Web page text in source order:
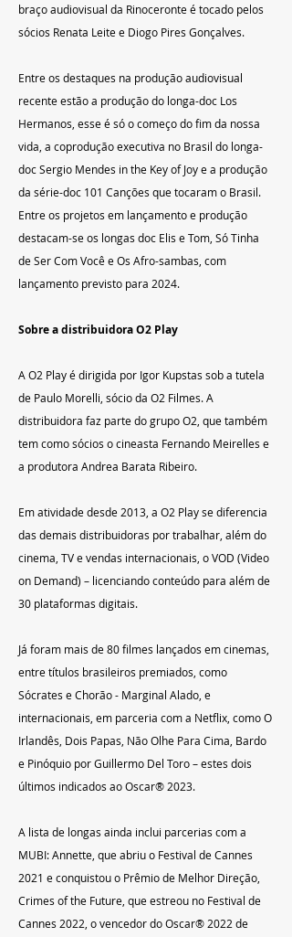
braço audiovisual da Rinoceronte é tocado pelos
sócios Renata Leite e Diogo Pires Gonçalves.
Entre os destaques na produção audiovisual
recente estão a produção do longa-doc Los
Hermanos, esse é só o começo do fim da nossa
vida, a coprodução executiva no Brasil do longa-
doc Sergio Mendes in the Key of Joy e a produção
da série-doc 101 Canções que tocaram o Brasil.
Entre os projetos em lançamento e produção
destacam-se os longas doc Elis e Tom, Só Tinha
de Ser Com Você e Os Afro-sambas, com
lançamento previsto para 2024.
Sobre a distribuidora O2 Play
A O2 Play é dirigida por Igor Kupstas sob a tutela
de Paulo Morelli, sócio da O2 Filmes. A
distribuidora faz parte do grupo O2, que também
tem como sócios o cineasta Fernando Meirelles e
a produtora Andrea Barata Ribeiro.
Em atividade desde 2013, a O2 Play se diferencia
das demais distribuidoras por trabalhar, além do
cinema, TV e vendas internacionais, o VOD (Video
on Demand) – licenciando conteúdo para além de
30 plataformas digitais.
Já foram mais de 80 filmes lançados em cinemas,
entre títulos brasileiros premiados, como
Sócrates e Chorão - Marginal Alado, e
internacionais, em parceria com a Netflix, como O
Irlandês, Dois Papas, Não Olhe Para Cima, Bardo
e Pinóquio por Guillermo Del Toro – estes dois
últimos indicados ao Oscar® 2023.
A lista de longas ainda inclui parcerias com a
MUBI: Annette, que abriu o Festival de Cannes
2021 e conquistou o Prêmio de Melhor Direção,
Crimes of the Future, que estreou no Festival de
Cannes 2022, o vencedor do Oscar® 2022 de